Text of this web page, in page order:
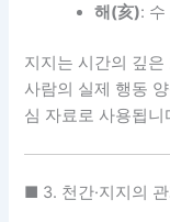
해(亥): 수
지지는 시간의 깊
사람의 실제 행동
심 자료로 사용됩니
■ 3. 천간·지지의